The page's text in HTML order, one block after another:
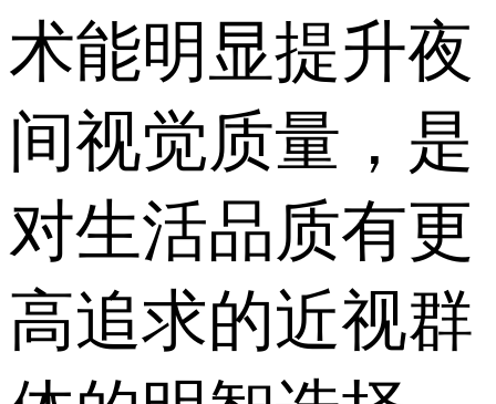
术能明显提升夜
间视觉质量，是
对生活品质有更
高追求的近视群